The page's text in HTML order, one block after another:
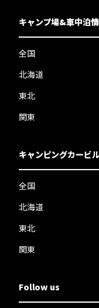
キャンプ場&車中泊
全国
北海道
東北
関東
キャンピングカービ
全国
北海道
東北
関東
Follow us